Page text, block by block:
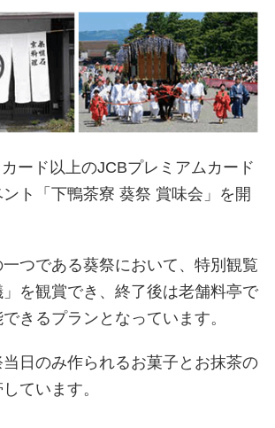
ード以上のJCBプレミアムカード
ト「下鴨茶寮 葵祭 賞味会」を開
つである葵祭において、特別観覧
を観賞でき、終了後は老舗料亭で
きるプランとなっています。
日のみ作られるお菓子とお抹茶の
ています。